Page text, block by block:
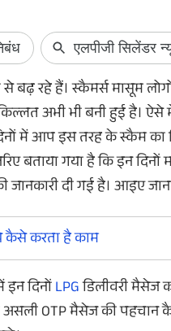
बढ़ रहे हैं। स्कैमर्स मासूम
अभी भी बनी हुई है।
में आप इस तरह के स्कैम का
बताया गया है कि इन
दी गई है। आइए
कैसे करता है काम
इन दिनोंLPGडिलीवरी मैसेज
असली OTP मैसेज की
घर नहीं पहुंचा SIR फॉर्म? ऐसे
Online डाउनलोड
SIR Form Download: अगर अभी तक
फॉर्म नहीं भेजा है... तो आपको और
जरूरत नहीं है। आप घर बैठे ऑनलाइन
डाउनलोड भी कर सकते हैं। यहां जानें